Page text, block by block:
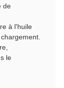
de
à l'huile
le